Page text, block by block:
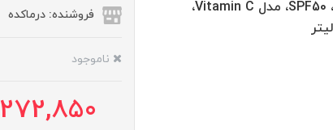
فلوئید ضدآفتاب بدون ‌رنگ ویتالیر، SPF50، مدل Vitamin C،
فروشنده: درماکده
ناموجود
272,850